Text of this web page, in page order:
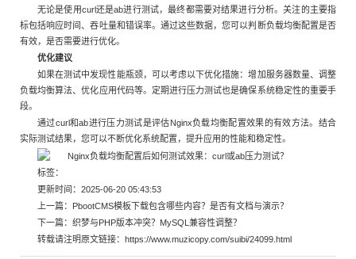
无论是使用curl还是ab进行测试，最终都需要对结果进行分析。关注的主要指
标包括响应时间、吞吐量和错误率。通过这些数据，您可以判断负载均衡配置是否
有效，是否需要进行优化。
优化建议
如果在测试中发现性能瓶颈，可以考虑以下优化措施：增加服务器数量、调整
负载均衡算法、优化应用代码等。定期进行压力测试也是确保系统稳定性的重要手
段。
通过curl和ab进行压力测试是评估Nginx负载均衡配置效果的有效方法。结合
实际测试结果，您可以不断优化系统配置，提升应用的性能和稳定性。
标签：
更新时间：2025-06-20 05:43:53
上一篇： PbootCMS模板下载包含哪些内容？是否有文档与演示？
下一篇： 织梦与PHP版本冲突？MySQL兼容性调整？
转载请注明原文链接： https://www.muzicopy.com/suibi/24099.html